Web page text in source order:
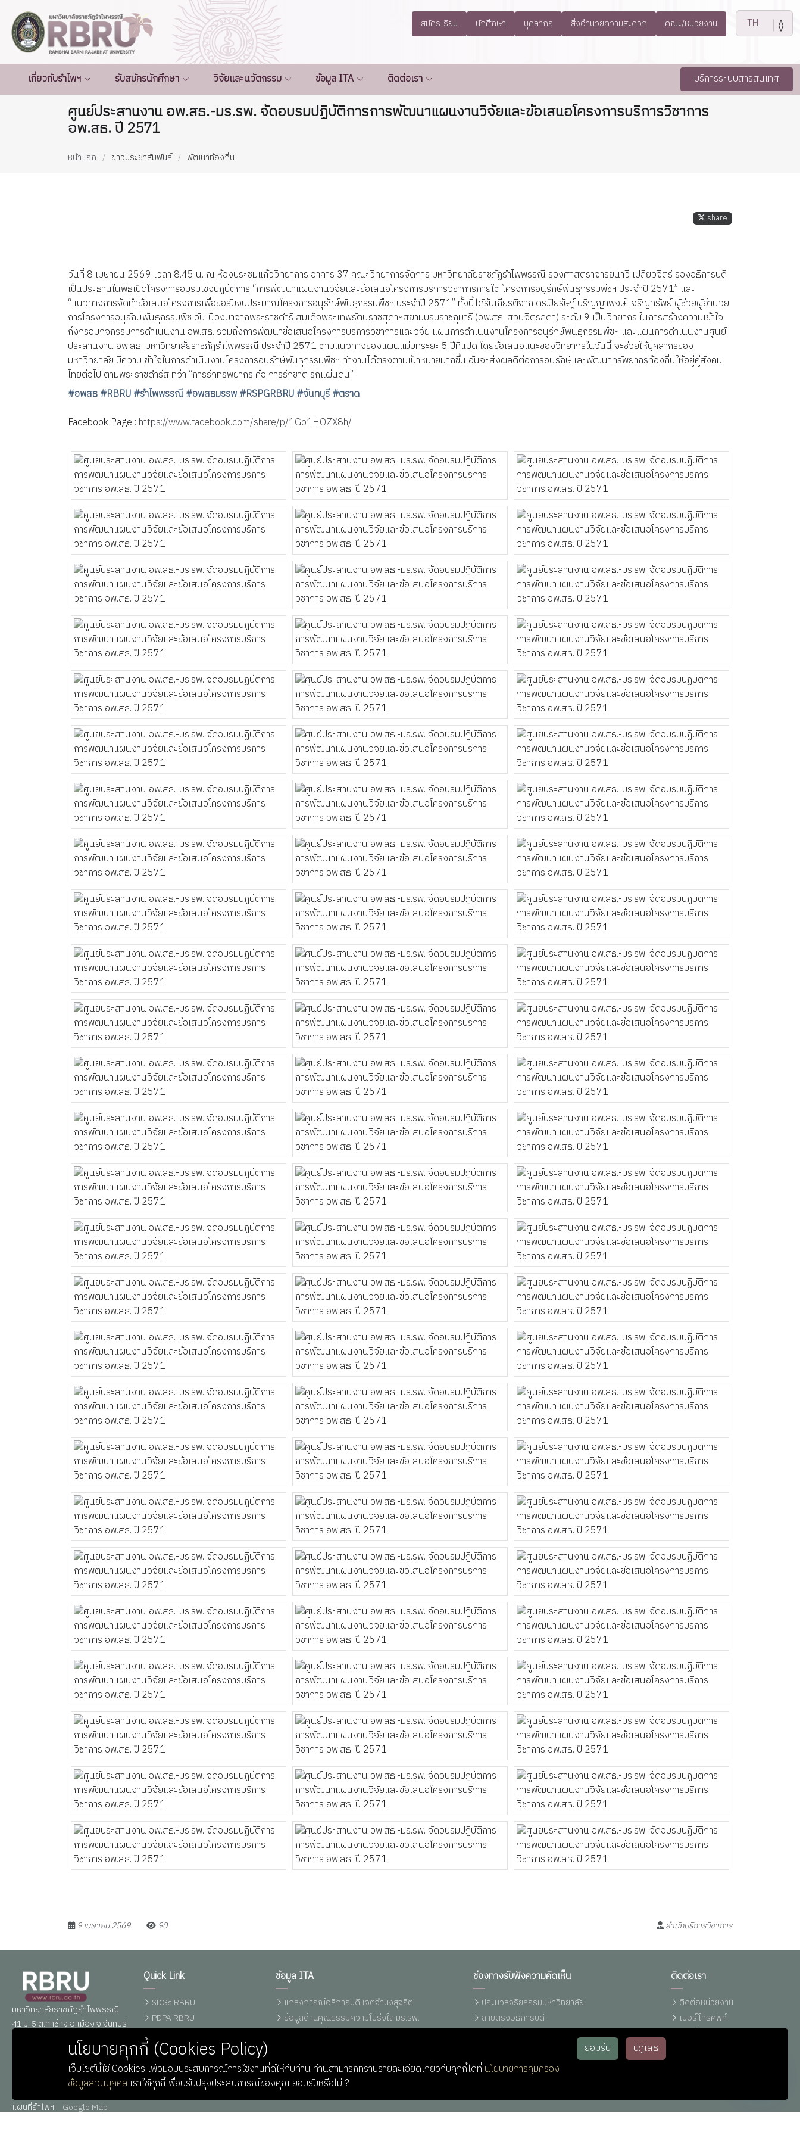
สมัครเรียน นักศึกษา บุคลากร สิ่งอำนวยความสะดวก คณะ/หน่วยงาน
เกี่ยวกับรำไพฯ รับสมัครนักศึกษา วิจัยและนวัตกรรม ข้อมูล ITA ติดต่อเรา บริการระบบสารสนเทศ
ศูนย์ประสานงาน อพ.สธ.-มร.รพ. จัดอบรมปฏิบัติการการพัฒนาแผนงานวิจัยและข้อเสนอโครงการบริการวิชาการ
อพ.สธ. ปี 2571
หน้าแรก ข่าวประชาสัมพันธ์ พัฒนาท้องถิ่น
share
วันที่ 8 เมษายน 2569 เวลา 8.45 น. ณ ห้องประชุมแก้ววิทยาการ อาคาร 37 คณะวิทยาการจัดการ มหาวิทยาลัยราชภัฏรำไพพรรณี รองศาสตราจารย์นาวี เปลี่ยวจิตร์ รองอธิการบดี
เป็นประธานในพิธีเปิดโครงการอบรมเชิงปฏิบัติการ “การพัฒนาแผนงานวิจัยและข้อเสนอโครงการบริการวิชาการภายใต้ โครงการอนุรักษ์พันธุกรรมพืชฯ ประจำปี 2571” และ
“แนวทางการจัดทำข้อเสนอโครงการเพื่อขอรับงบประมาณโครงการอนุรักษ์พันธุกรรมพืชฯ ประจำปี 2571” ทั้งนี้ได้รับเกียรติจาก ดร.ปิยรัษฎ์ ปริญญาพงษ์ เจริญทรัพย์ ผู้ช่วยผู้อำนวย
การโครงการอนุรักษ์พันธุกรรมพืช อันเนื่องมาจากพระราชดำริ สมเด็จพระเทพรัตนราชสุดาฯสยามบรมราชกุมารี (อพ.สธ. สวนจิตรลดา) ระดับ 9 เป็นวิทยากร ในการสร้างความเข้าใจ
ถึงกรอบกิจกรรมการดำเนินงาน อพ.สธ. รวมถึงการพัฒนาข้อเสนอโครงการบริการวิชาการและวิจัย แผนการดำเนินงานโครงการอนุรักษ์พันธุกรรมพืชฯ และแผนการดำเนินงานศูนย์
ประสานงาน อพ.สธ. มหาวิทยาลัยราชภัฏรำไพพรรณี ประจำปี 2571 ตามแนวทางของแผนแม่บทระยะ 5 ปีที่แปด โดยข้อเสนอแนะของวิทยากรในวันนี้ จะช่วยให้บุคลากรของ
มหาวิทยาลัย มีความเข้าใจในการดำเนินงานโครงการอนุรักษ์พันธุกรรมพืชฯ ทำงานได้ตรงตามเป้าหมายมากขึ้น อันจะส่งผลดีต่อการอนุรักษ์และพัฒนาทรัพยากรท้องถิ่นให้อยู่คู่สังคม
ไทยต่อไป ตามพระราชดำรัส ที่ว่า “การรักทรัพยากร คือ การรักชาติ รักแผ่นดิน”
#อพสธ#RBRU#รำไพพรรณี#อพสธมรรพ#RSPGRBRU#จันทบุรี#ตราด
Facebook Page : https://www.facebook.com/share/p/1Go1HQZX8h/
9 เมษายน 2569 90 สำนักบริการวิชาการ
มหาวิทยาลัยราชภัฏรำไพพรรณี
41 ม. 5 ต.ท่าช้าง อ.เมือง จ.จันทบุรี
โทรศัพท์ : 039-319111 ต่อ
อีเมลล์ : saraban@rbru.ac.th
Line
แผนที่รำไพฯ: Google Map
Quick Link
SDGs RBRU
PDPA RBRU
อิเล็กทรอนิกส์ทางราชการ
ข้อมูล ITA
แถลงการณ์อธิการบดี เจตจำนงสุจริต
ข้อมูลด้านคุณธรรมความโปร่งใส มร.รพ.
รายงานการเงินประจำปี
ราคากลางอุปกรณ์คอมพิวเตอร์ (ปรับปรุง
13/03/2566)
ช่องทางรับฟังความคิดเห็น
ประมวลจริยธรรมมหาวิทยาลัย
สายตรงอธิการบดี
แจ้งเบาะแสการทุจริต (ปปท.)
ติดต่อเรา
ติดต่อหน่วยงาน
เบอร์โทรศัพท์
นโยบายคุกกี้ (Cookies Policy)
เว็บไซต์นี้ใช้ Cookies เพื่อมอบประสบการณ์การใช้งานที่ดีให้กับท่าน ท่านสามารถทราบรายละเอียดเกี่ยวกับคุกกี้ได้ที่ นโยบายการคุ้มครอง
ข้อมูลส่วนบุคคล เราใช้คุกกี้เพื่อปรับปรุงประสบการณ์ของคุณ ยอมรับหรือไม่ ?
ยอมรับ ปฏิเสธ